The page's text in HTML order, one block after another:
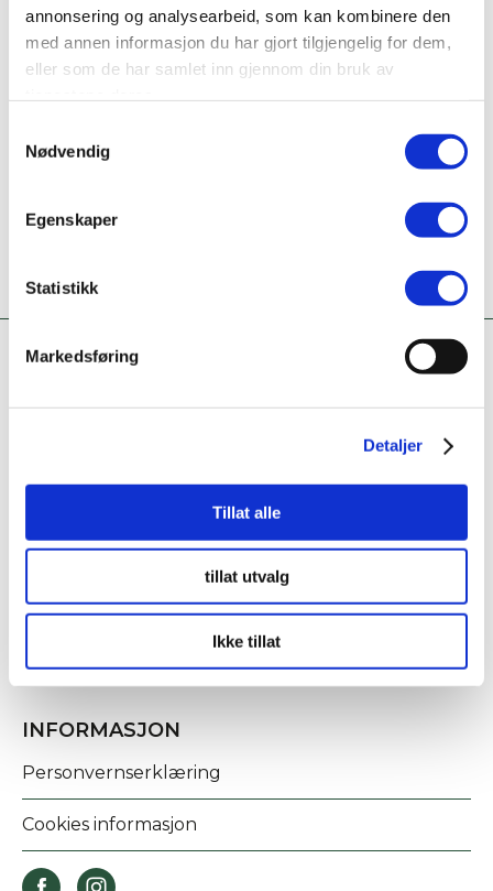
annonsering og analysearbeid, som kan kombinere den
med annen informasjon du har gjort tilgjengelig for dem,
eller som de har samlet inn gjennom din bruk av
Nødvendig
Egenskaper
Statistikk
Markedsføring
Detaljer
Tillat alle
tillat utvalg
Ikke tillat
Ta kontakt
72511042
Klikk her for å be om redigeringstilgang
Fridtjof Nansens gate 21
INFORMASJON
Personvernserklæring
Cookies informasjon